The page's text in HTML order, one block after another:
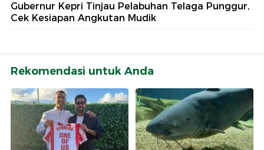
Gubernur Kepri Tinjau Pelabuhan Telaga Punggur,
Cek Kesiapan Angkutan Mudik
Rekomendasi untuk Anda